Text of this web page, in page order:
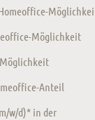
Möglichkeit
Anteil
w/d)* in der